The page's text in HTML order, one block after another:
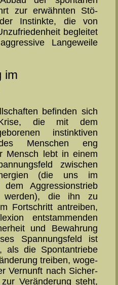
zur er­wähnten Stö­
Instinkte, die von
begleitet
Lan­geweile
im
befinden sich
die mit dem
instinktiven
Menschen eng
Mensch lebt in ei­nem
zwischen
(die uns im
Ag­gres­sions­trieb
werden), die ihn zu
Fort­schritt antreiben,
entstammenden
und Bewahrung
Spannungs­feld ist
als die Spontantriebe
treiben, wo­ge­
Vernunft nach Si­cher­
Ver­än­de­rung steht,